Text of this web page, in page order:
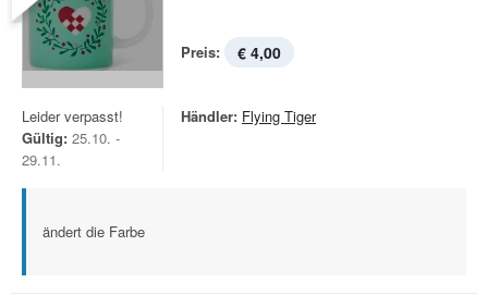
Preis: € 4,00
Leider verpasst!
Gültig: 25.10. -
29.11.
Händler: Flying Tiger
ändert die Farbe